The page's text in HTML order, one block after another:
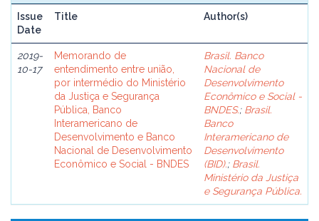
Issue
Date
Title Author(s)
2019-
10-17
Memorando de
entendimento entre união,
por intermédio do Ministério
da Justiça e Segurança
Pública, Banco
Interamericano de
Desenvolvimento e Banco
Nacional de Desenvolvimento
Econômico e Social - BNDES
Brasil. Banco
Nacional de
Desenvolvimento
Econômico e Social -
BNDES.; Brasil.
Banco
Interamericano de
Desenvolvimento
(BID).; Brasil.
Ministério da Justiça
e Segurança Pública.